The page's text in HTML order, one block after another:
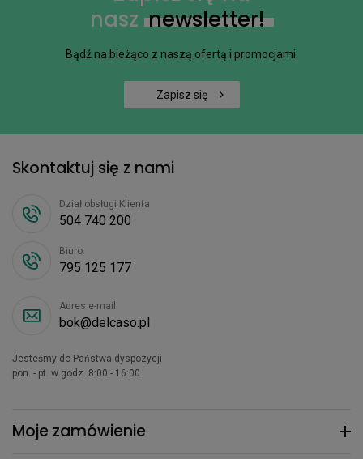
nasz newsletter!
Bądź na bieżąco z naszą ofertą i promocjami.
Zapisz się
Moje zamówienie
Skontaktuj się z nami
Dział obsługi Klienta
504 740 200
Biuro
795 125 177
Adres e-mail
bok@delcaso.pl
Jesteśmy do Państwa dyspozycji
pon. - pt. w godz. 8:00 - 16:00